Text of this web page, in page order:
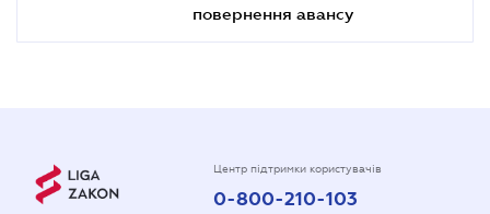
повернення авансу
Центр підтримки користувачів
0-800-210-103